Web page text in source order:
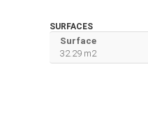
SURFACES
Surface
32.29 m2